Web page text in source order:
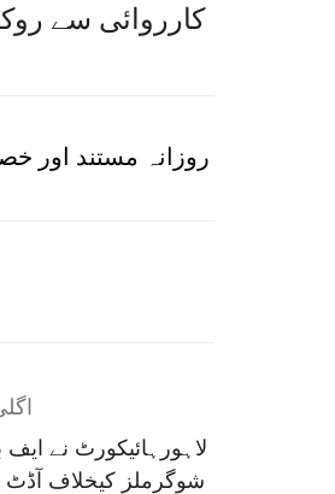
کارروائی سے
روزانہ مستند اور
لاہورہائیکورٹ نے
شوگرملز کیخلاف